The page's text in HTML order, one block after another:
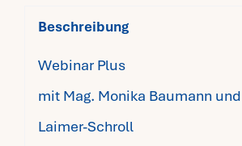
Beschreibung
Webinar Plus
mit Mag. Monika Baumann
Laimer-Schroll